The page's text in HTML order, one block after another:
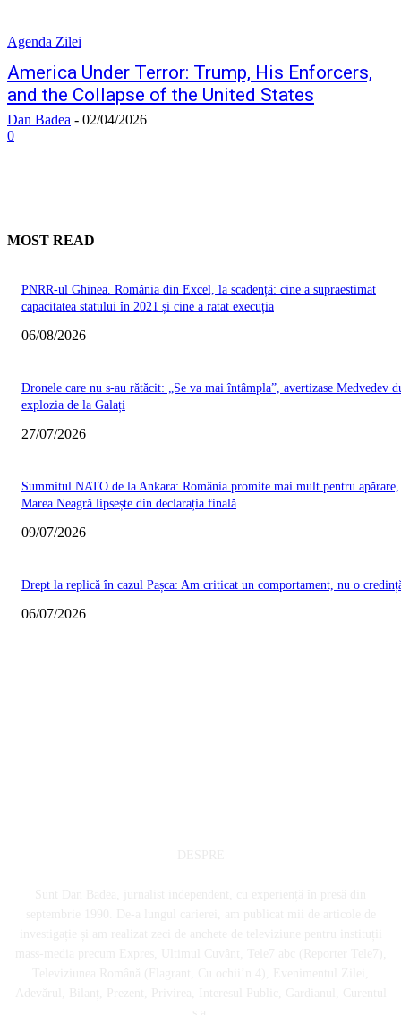
Agenda Zilei
America Under Terror: Trump, His Enforcers,
and the Collapse of the United States
Dan Badea - 02/04/2026
0
MOST READ
PNRR-ul Ghinea. România din Excel, la scadență: cine a supraestimat
capacitatea statului în 2021 și cine a ratat execuția
06/08/2026
Dronele care nu s-au rătăcit: „Se va mai întâmpla”, avertizase Medvedev
explozia de la Galați
27/07/2026
Summitul NATO de la Ankara: România promite mai mult pentru apărare,
Marea Neagră lipsește din declarația finală
09/07/2026
Drept la replică în cazul Pașca: Am criticat un comportament, nu o
06/07/2026